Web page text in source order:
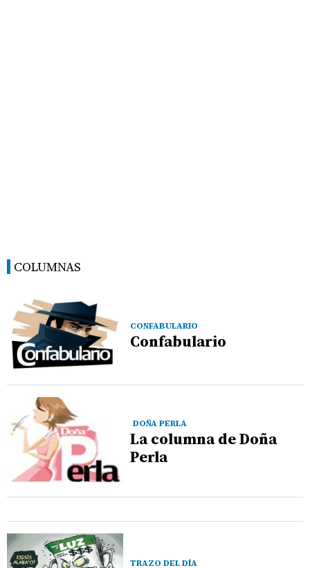
COLUMNAS
CONFABULARIO
Confabulario
DOÑA PERLA
La columna de Doña
Perla
TRAZO DEL DÍA